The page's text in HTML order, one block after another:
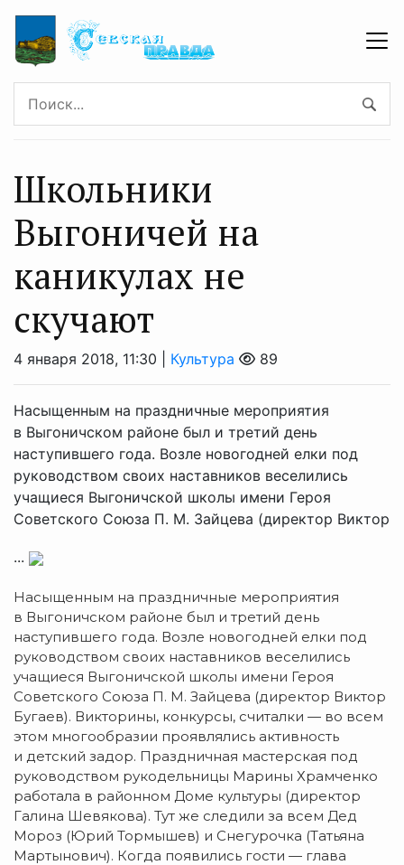
Школьники
Выгоничей на
каникулах не
скучают
4 января 2018, 11:30 | Культура 89
Насыщенным на праздничные мероприятия
в Выгоничском районе был и третий день
наступившего года. Возле новогодней елки под
руководством своих наставников веселились
учащиеся Выгоничской школы имени Героя
Советского Союза П. М. Зайцева (директор Виктор
...
Насыщенным на праздничные мероприятия
в Выгоничском районе был и третий день
наступившего года. Возле новогодней елки под
руководством своих наставников веселились
учащиеся Выгоничской школы имени Героя
Советского Союза П. М. Зайцева (директор Виктор
Бугаев). Викторины, конкурсы, считалки — во всем
этом многообразии проявлялись активность
и детский задор. Праздничная мастерская под
руководством рукодельницы Марины Храмченко
работала в районном Доме культуры (директор
Галина Шевякова). Тут же следили за всем Дед
Мороз (Юрий Тормышев) и Снегурочка (Татьяна
Мартынович). Когда появились гости — глава